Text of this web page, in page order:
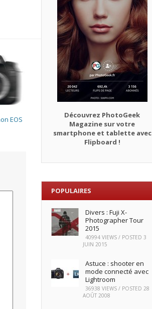
EOS
Découvrez PhotoGeek
Magazine sur votre
smartphone et tablette avec
Flipboard !
POPULAIRES
Divers : Fuji X-
Photographer Tour
2015
40994 VIEWS / POSTED3
JUIN 2015
Astuce : shooter en
mode connecté avec
Lightroom
36938 VIEWS / POSTED28
AOÛT 2008